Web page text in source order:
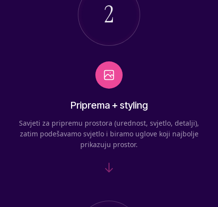
2
Priprema + styling
Savjeti za pripremu prostora (urednost, svjetlo, detalji),
zatim podešavamo svjetlo i biramo uglove koji najbolje
prikazuju prostor.